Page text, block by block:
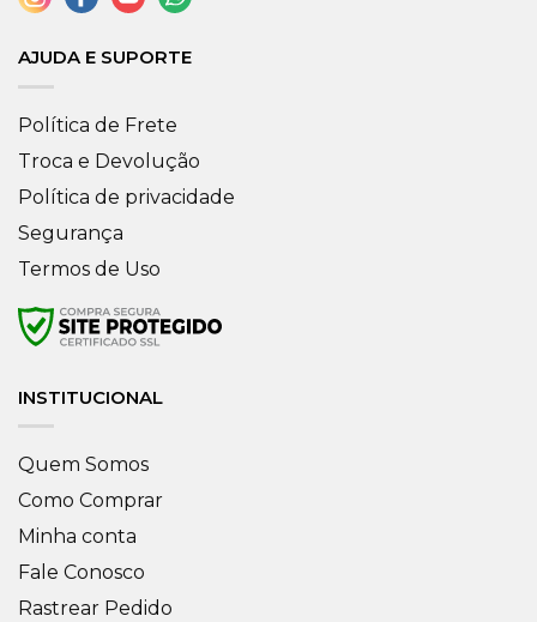
AJUDA E SUPORTE
Política de Frete
Troca e Devolução
Política de privacidade
Segurança
Termos de Uso
INSTITUCIONAL
Quem Somos
Como Comprar
Minha conta
Fale Conosco
Rastrear Pedido